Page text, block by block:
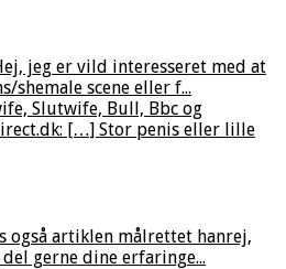
jeg er vild interesseret med at
shemale scene eller f...
Slutwife, Bull, Bbc og
[…] Stor penis eller lille
også artiklen målrettet hanrej,
gerne dine erfaringe...